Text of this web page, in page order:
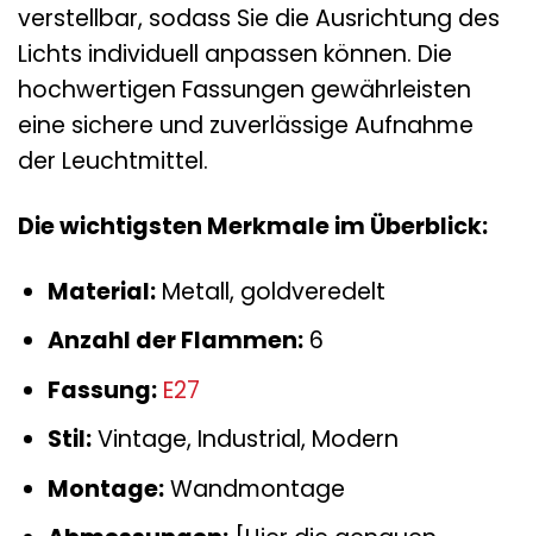
verstellbar, sodass Sie die Ausrichtung des
Lichts individuell anpassen können. Die
hochwertigen Fassungen gewährleisten
eine sichere und zuverlässige Aufnahme
der Leuchtmittel.
Die wichtigsten Merkmale im Überblick:
Material:Metall, goldveredelt
Anzahl der Flammen:6
Fassung: E27
Stil:Vintage, Industrial, Modern
Montage:Wandmontage